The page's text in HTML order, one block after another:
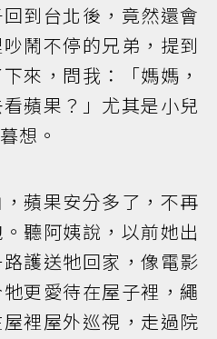
到台北後，竟然還會
鬧不停的兄弟，提到
來，問我：「媽媽，
蘋果？」尤其是小兒
想。
蘋果安分多了，不再
聽阿姨說，以前她出
護送牠回家，像電影
更愛待在屋子裡，繩
裡屋外巡視，走過院